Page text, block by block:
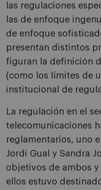
las regulaciones
las de enfoque
de enfoque
presentan distintos
figuran la definición
(como los límites de
institucional de
La regulación en el
telecomunicaciones
reglamentarios, uno
Jordi Gual y Sandra
objetivos de ambos
ellos estuvo